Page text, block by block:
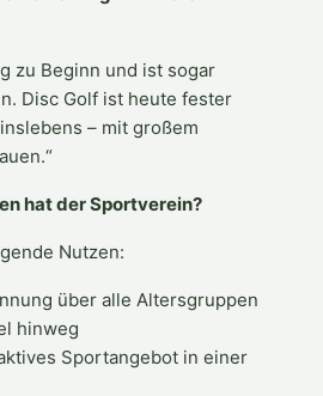
zu Beginn und ist sogar
Disc Golf ist heute fester
– mit großem
hat der Sportverein?
Nutzen:
über alle Altersgruppen
hinweg
Sportangebot in einer